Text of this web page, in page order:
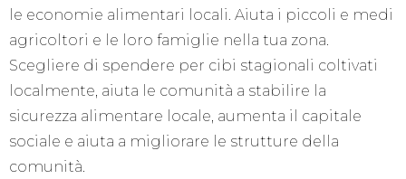
le economie alimentari locali. Aiuta i piccoli e medi
agricoltori e le loro famiglie nella tua zona.
Scegliere di spendere per cibi stagionali coltivati
localmente, aiuta le comunità a stabilire la
sicurezza alimentare locale, aumenta il capitale
sociale e aiuta a migliorare le strutture della
comunità.